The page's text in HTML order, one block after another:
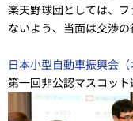
楽天野球団としては、
ないよう、当面は交渉の
日本小型自動車振興会
第一回非公認マスコッ